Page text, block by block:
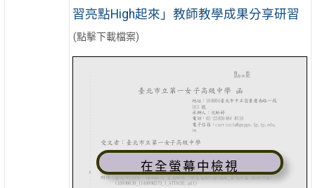
習亮點High起來」教師教學成果分享研習
(點擊下載檔案)
在全螢幕中檢視